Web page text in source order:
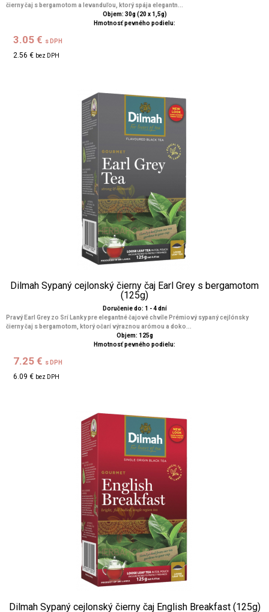
čierny čaj s bergamotom a levanduľou, ktorý spája elegantn...
Objem: 30g (20 x 1,5g)
Hmotnosť pevného podielu:
3.05 € s DPH
2.56 € bez DPH
Dilmah Sypaný cejlonský čierny čaj Earl Grey s bergamotom
(125g)
Doručenie do: 1 - 4 dní
Pravý Earl Grey zo Srí Lanky pre elegantné čajové chvíle Prémiový sypaný cejlónsky
čierny čaj s bergamotom, ktorý očarí výraznou arómou a doko...
Objem: 125g
Hmotnosť pevného podielu:
7.25 € s DPH
6.09 € bez DPH
Dilmah Sypaný cejlonský čierny čaj English Breakfast (125g)